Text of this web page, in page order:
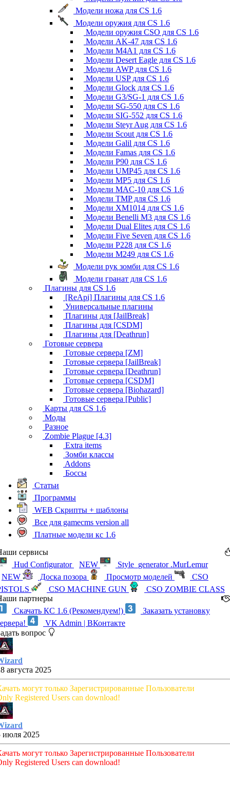
Модели ножа для CS 1.6
Модели оружия для CS 1.6
Модели оружия CSO для CS 1.6
Модели AK-47 для CS 1.6
Модели M4A1 для CS 1.6
Модели Desert Eagle для CS 1.6
Модели AWP для CS 1.6
Модели USP для CS 1.6
Модели Glock для CS 1.6
Модели G3/SG-1 для CS 1.6
Модели SG-550 для CS 1.6
Модели SIG-552 для CS 1.6
Модели Steyr Aug для CS 1.6
Модели Scout для CS 1.6
Модели Galil для CS 1.6
Модели Famas для CS 1.6
Модели P90 для CS 1.6
Модели UMP45 для CS 1.6
Модели MP5 для CS 1.6
Модели MAC-10 для CS 1.6
Модели TMP для CS 1.6
Модели XM1014 для CS 1.6
Модели Benelli M3 для CS 1.6
Модели Dual Elites для CS 1.6
Модели Five Seven для CS 1.6
Модели P228 для CS 1.6
Модели M249 для CS 1.6
Модели рук зомби для CS 1.6
Модели гранат для CS 1.6
Плагины для CS 1.6
[ReApi] Плагины для CS 1.6
Универсальные плагины
Плагины для [JailBreak]
Плагины для [CSDM]
Плагины для [Deathrun]
Готовые сервера
Готовые сервера [ZM]
Готовые сервера [JailBreak]
Готовые сервера [Deathrun]
Готовые сервера [CSDM]
Готовые сервера [Biohazard]
Готовые сервера [Public]
Карты для CS 1.6
Моды
Разное
Zombie Plague [4.3]
Extra items
Зомби классы
Addons
Боссы
Статьи
Программы
WEB Скрипты + шаблоны
Все для gamecms version all
Платные модели кс 1.6
сервисы
Hud Configurator
NEW
Style_generator .MurLemur
NEW
Доска позора Просмотр моделей
CSO
CSO MACHINE GUN
CSO ZOMBIE CLASS
партнеры
Скачать КС 1.6 (Рекомендуем!)
Заказать установку
VK Admin | ВКонтакте
вопрос
августа 2025
могут только Зарегистрированные Пользователи
Registered Users can download!
июля 2025
могут только Зарегистрированные Пользователи
Registered Users can download!